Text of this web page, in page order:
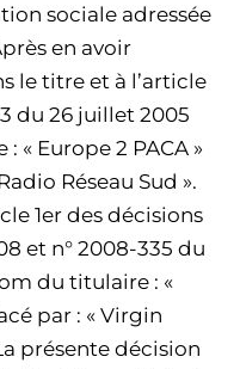
sociale adressée
en avoir
le titre et à l’article
du 26 juillet 2005
« Europe 2 PACA »
Réseau Sud ».
1er des décisions
et n° 2008-335 du
du titulaire : «
par : « Virgin
présente décision